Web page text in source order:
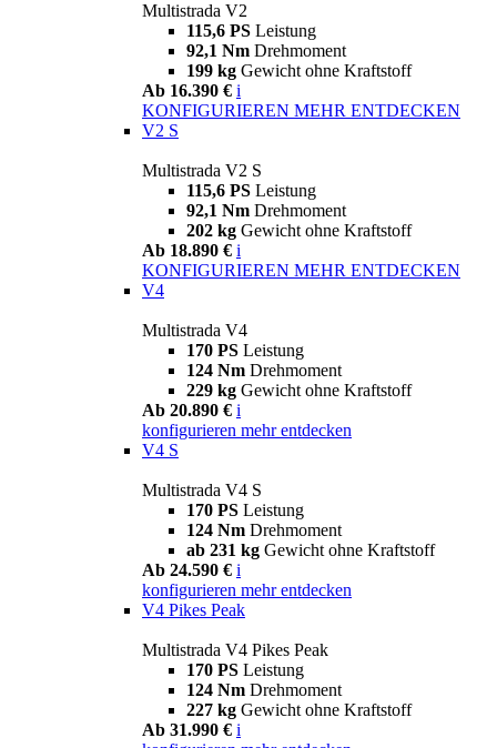
Multistrada V2
115,6 PS Leistung
92,1 Nm Drehmoment
199 kg Gewicht ohne Kraftstoff
Ab 16.390 € i
KONFIGURIEREN MEHR ENTDECKEN
V2 S
Multistrada V2 S
115,6 PS Leistung
92,1 Nm Drehmoment
202 kg Gewicht ohne Kraftstoff
Ab 18.890 € i
KONFIGURIEREN MEHR ENTDECKEN
V4
Multistrada V4
170 PS Leistung
124 Nm Drehmoment
229 kg Gewicht ohne Kraftstoff
Ab 20.890 € i
konfigurieren mehr entdecken
V4 S
Multistrada V4 S
170 PS Leistung
124 Nm Drehmoment
ab 231 kg Gewicht ohne Kraftstoff
Ab 24.590 € i
konfigurieren mehr entdecken
V4 Pikes Peak
Multistrada V4 Pikes Peak
170 PS Leistung
124 Nm Drehmoment
227 kg Gewicht ohne Kraftstoff
Ab 31.990 € i